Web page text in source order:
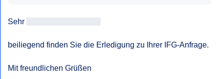
Sehr
beiliegend finden Sie die Erledigung zu Ihrer IFG-Anfrage.
Mit freundlichen Grüßen